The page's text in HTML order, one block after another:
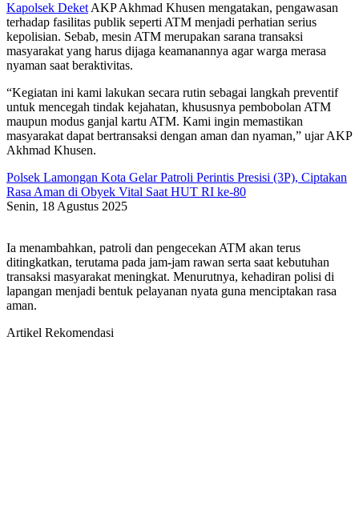
Kapolsek Deket AKP Akhmad Khusen mengatakan, pengawasan
terhadap fasilitas publik seperti ATM menjadi perhatian serius
kepolisian. Sebab, mesin ATM merupakan sarana transaksi
masyarakat yang harus dijaga keamanannya agar warga merasa
nyaman saat beraktivitas.
“Kegiatan ini kami lakukan secara rutin sebagai langkah preventif
untuk mencegah tindak kejahatan, khususnya pembobolan ATM
maupun modus ganjal kartu ATM. Kami ingin memastikan
masyarakat dapat bertransaksi dengan aman dan nyaman,” ujar AKP
Akhmad Khusen.
Polsek Lamongan Kota Gelar Patroli Perintis Presisi (3P), Ciptakan
Rasa Aman di Obyek Vital Saat HUT RI ke-80
Senin, 18 Agustus 2025
Ia menambahkan, patroli dan pengecekan ATM akan terus
ditingkatkan, terutama pada jam-jam rawan serta saat kebutuhan
transaksi masyarakat meningkat. Menurutnya, kehadiran polisi di
lapangan menjadi bentuk pelayanan nyata guna menciptakan rasa
aman.
Artikel Rekomendasi